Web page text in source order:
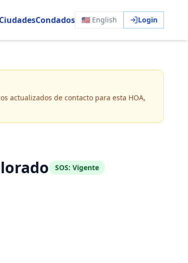
CiudadesCondados 🇺🇸 English Login
actualizados de contacto para esta HOA,
SOS: Vigente